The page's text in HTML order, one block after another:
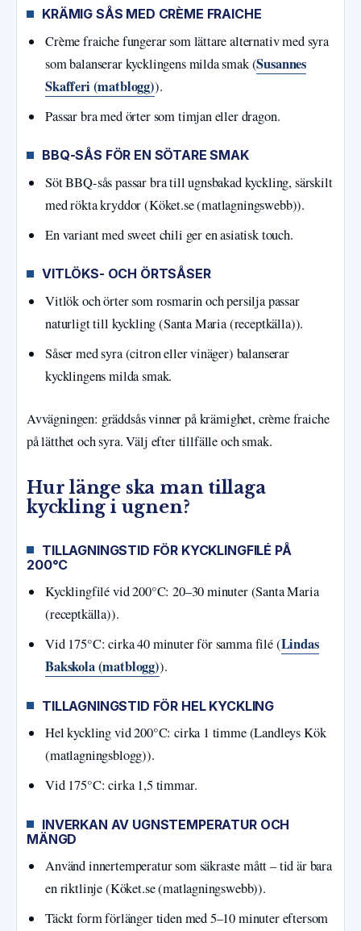
KRÄMIG SÅS MED CRÈME FRAICHE
Crème fraiche fungerar som lättare alternativ med syra
som balanserar kycklingens milda smak (Susannes
Skafferi (matblogg)).
Passar bra med örter som timjan eller dragon.
BBQ-SÅS FÖR EN SÖTARE SMAK
Söt BBQ-sås passar bra till ugnsbakad kyckling, särskilt
med rökta kryddor (Köket.se (matlagningswebb)).
En variant med sweet chili ger en asiatisk touch.
VITLÖKS- OCH ÖRTSÅSER
Vitlök och örter som rosmarin och persilja passar
naturligt till kyckling (Santa Maria (receptkälla)).
Såser med syra (citron eller vinäger) balanserar
kycklingens milda smak.
Avvägningen: gräddsås vinner på krämighet, crème fraiche
på lätthet och syra. Välj efter tillfälle och smak.
Hur länge ska man tillaga
kyckling i ugnen?
TILLAGNINGSTID FÖR KYCKLINGFILÉ PÅ
200°C
Kycklingfilé vid 200°C: 20–30 minuter (Santa Maria
(receptkälla)).
Vid 175°C: cirka 40 minuter för samma filé (Lindas
Bakskola (matblogg)).
TILLAGNINGSTID FÖR HEL KYCKLING
Hel kyckling vid 200°C: cirka 1 timme (Landleys Kök
(matlagningsblogg)).
Vid 175°C: cirka 1,5 timmar.
INVERKAN AV UGNSTEMPERATUR OCH
MÄNGD
Använd innertemperatur som säkraste mått – tid är bara
en riktlinje (Köket.se (matlagningswebb)).
Täckt form förlänger tiden med 5–10 minuter eftersom